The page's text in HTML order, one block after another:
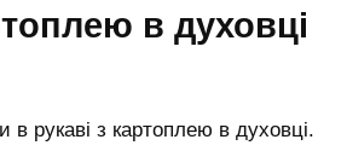
в духовці
в рукаві з картоплею в духовці.